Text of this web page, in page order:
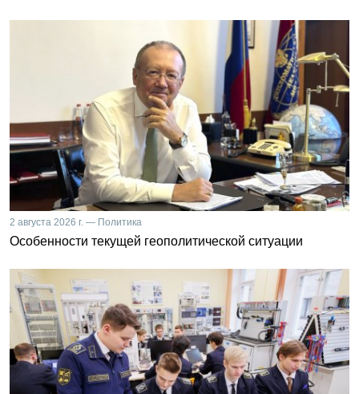
2 августа 2026 г. — Политика
Особенности текущей геополитической ситуации